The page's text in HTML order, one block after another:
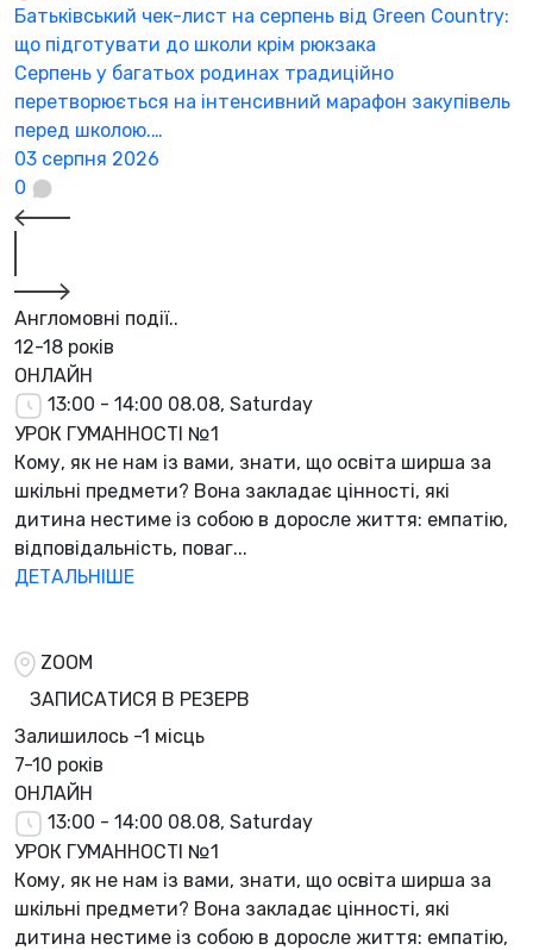
Батьківський чек-лист на серпень від Green Country:
що підготувати до школи крім рюкзака
Серпень у багатьох родинах традиційно
перетворюється на інтенсивний марафон закупівель
перед школою.…
03 серпня 2026
0
Англомовні події..
12-18 років
ОНЛАЙН
13:00 - 14:00 08.08, Saturday
УРОК ГУМАННОСТІ №1
Кому, як не нам із вами, знати, що освіта ширша за
шкільні предмети? Вона закладає цінності, які
дитина нестиме із собою в доросле життя: емпатію,
відповідальність, поваг...
ДЕТАЛЬНІШЕ
ZOOM
ЗАПИСАТИСЯ В РЕЗЕРВ
Залишилось -1 місць
7-10 років
ОНЛАЙН
13:00 - 14:00 08.08, Saturday
УРОК ГУМАННОСТІ №1
Кому, як не нам із вами, знати, що освіта ширша за
шкільні предмети? Вона закладає цінності, які
дитина нестиме із собою в доросле життя: емпатію,